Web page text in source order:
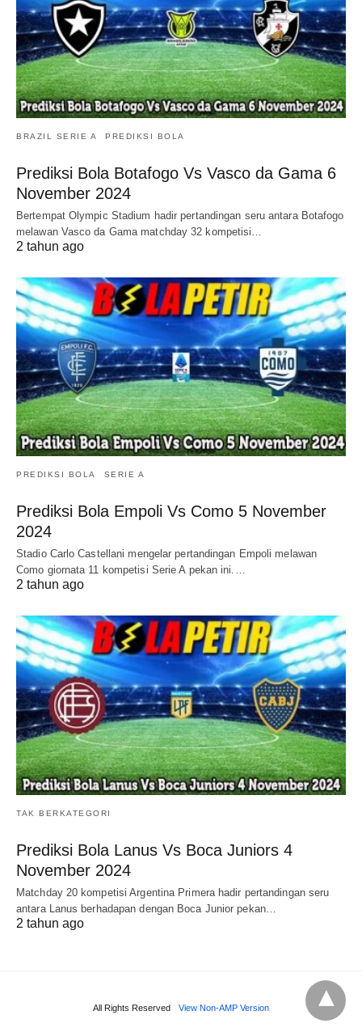
BRAZIL SERIE A PREDIKSI BOLA
Prediksi Bola Botafogo Vs Vasco da Gama 6
November 2024
Bertempat Olympic Stadium hadir pertandingan seru antara Botafogo
melawan Vasco da Gama matchday 32 kompetisi…
2 tahun ago
PREDIKSI BOLA SERIE A
Prediksi Bola Empoli Vs Como 5 November
2024
Stadio Carlo Castellani mengelar pertandingan Empoli melawan
Como giornata 11 kompetisi Serie A pekan ini.…
2 tahun ago
TAK BERKATEGORI
Prediksi Bola Lanus Vs Boca Juniors 4
November 2024
Matchday 20 kompetisi Argentina Primera hadir pertandingan seru
antara Lanus berhadapan dengan Boca Junior pekan…
2 tahun ago
All Rights Reserved View Non-AMP Version